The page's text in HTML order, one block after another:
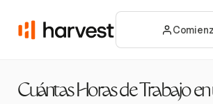
Cuántas Horas de Trabajo